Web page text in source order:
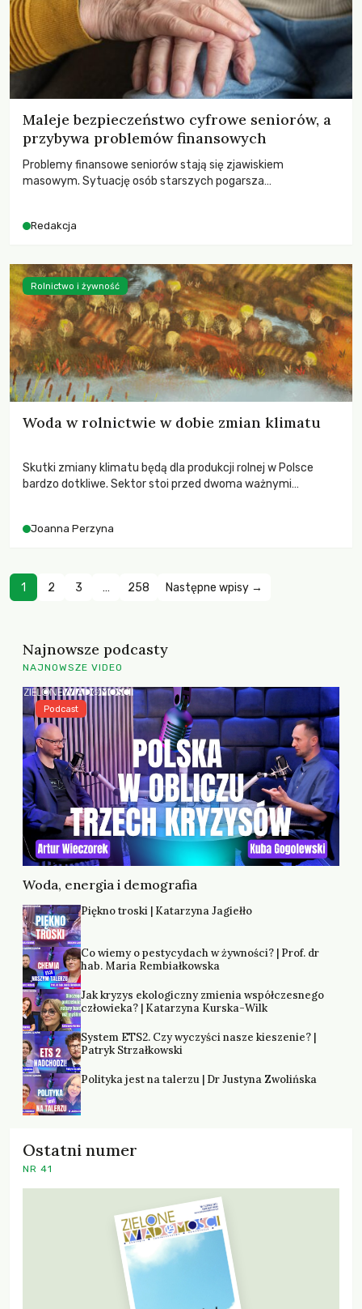
Maleje bezpieczeństwo cyfrowe seniorów, a
przybywa problemów finansowych
Problemy finansowe seniorów stają się zjawiskiem
masowym. Sytuację osób starszych pogarsza
Redakcja
Woda w rolnictwie w dobie zmian klimatu
Skutki zmiany klimatu będą dla produkcji rolnej w Polsce
bardzo dotkliwe. Sektor stoi przed dwoma ważnymi
zachodzących zmian klimatycznych. Wymagać to będzie
Joanna Perzyna
Rolnictwo i żywność
1 2 3 … 258 Następne wpisy →
Najnowsze podcasty
NAJNOWSZE VIDEO
Woda, energia i demografia
Podcast
Piękno troski | Katarzyna Jagiełło
Co wiemy o pestycydach w żywności? | Prof. dr
hab. Maria Rembiałkowska
Jak kryzys ekologiczny zmienia współczesnego
człowieka? | Katarzyna Kurska-Wilk
System ETS2. Czy wyczyści nasze kieszenie? |
Patryk Strzałkowski
Polityka jest na talerzu | Dr Justyna Zwolińska
Ostatni numer
NR 41